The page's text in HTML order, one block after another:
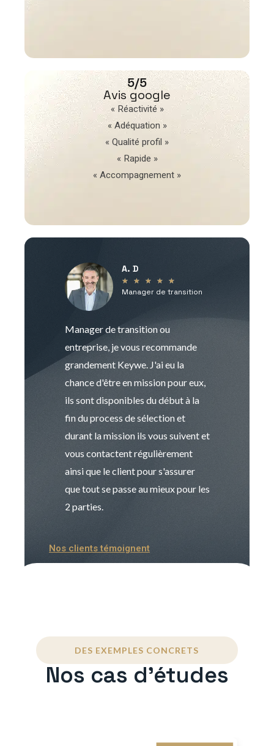
5/5
Avis google
« Réactivité »
« Adéquation »
« Qualité profil »
« Rapide »
« Accompagnement »
A. D
★ ★ ★ ★ ★
Manager de transition
Manager de transition ou
entreprise, je vous recommande
grandement Keywe. J'ai eu la
chance d'être en mission pour eux,
ils sont disponibles du début à la
fin du process de sélection et
durant la mission ils vous suivent et
vous contactent régulièrement
ainsi que le client pour s'assurer
que tout se passe au mieux pour les
2 parties.
Nos clients témoignent
DES EXEMPLES CONCRETS
Nos cas d'études